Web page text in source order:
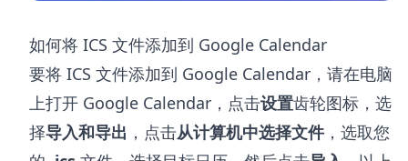
如何将 ICS 文件添加到 Google Calendar
要将 ICS 文件添加到 Google Calendar，请在电脑
上打开 Google Calendar，点击设置齿轮图标，选
择导入和导出 ，点击从计算机中选择文件，选取您